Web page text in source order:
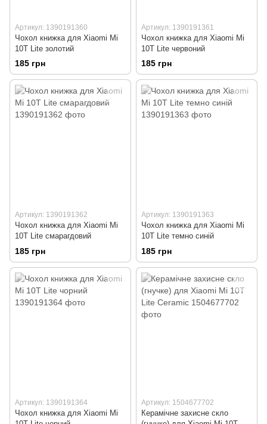
Артикул: 1390191360
Чохол книжка для Xiaomi Mi
10T Lite золотий
185 грн
Артикул: 1390191361
Чохол книжка для Xiaomi Mi
10T Lite червоний
185 грн
Артикул: 1390191362
Чохол книжка для Xiaomi Mi
10T Lite смарагдовий
185 грн
Артикул: 1390191363
Чохол книжка для Xiaomi Mi
10T Lite темно синій
185 грн
Артикул: 1390191364
Чохол книжка для Xiaomi Mi
Артикул: 1504677702
Керамічне захисне скло